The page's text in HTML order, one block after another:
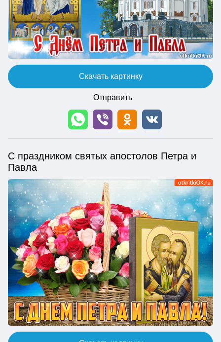
Скачать картинку
Отправить
С праздником святых апостолов Петра и
Павла